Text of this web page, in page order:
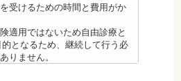
があります。
から数年経過すると噛み合わ
あります。噛み合わせが悪く
合は、噛み合わせの治療を行
を招く事があります。また、
る場合と器具を一度外して虫
あります。
置の周りなど、ブラッシング
分ができるため、虫歯や歯周
ます。間食を控え、矯正治療
題がある方が使用すると、動
場合があります。また、頬を
たり、熱いものを飲んでもわ
を傷つけるリスクがありま
って悪心、嘔吐、アレルギー
ります。
方は、事前に生活習慣の改
場合があります。
ぐには違和感があったり、痛
発生する場合がありますが、
ついては一時的なもので、多
ります。
、ポーセレンというセラミッ
度が、セラミック同士との場
との場合に比べて、若干弱い
他にも、激しい歯ぎしりをす
もセラミックの部分はジルコ
受けるための時間と費用がか
適用ではないため自由診療と
となるため、継続して行う必
りません。